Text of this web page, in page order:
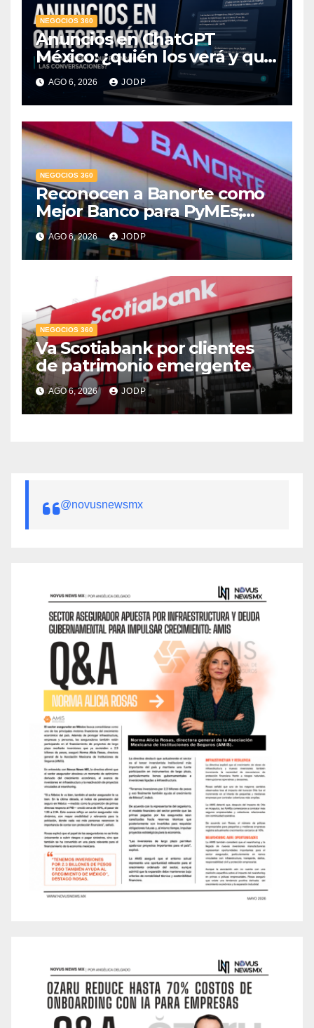
NEGOCIOS 360
Anuncios en ChatGPT
México: ¿quién los verá y qué
pasará con las
conversaciones?
AGO 6, 2026 JODP
NEGOCIOS 360
Reconocen a Banorte como
Mejor Banco para PyMEs;
supera 14% del mercado
crediticio
AGO 6, 2026 JODP
NEGOCIOS 360
Va Scotiabank por clientes
de patrimonio emergente
AGO 6, 2026 JODP
@novusnewsmx